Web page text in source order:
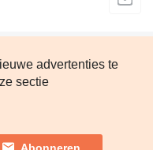
advertenties te
sectie